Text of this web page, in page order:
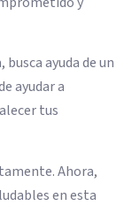
ayuda de un
ayudar a
tus
Ahora,
en esta